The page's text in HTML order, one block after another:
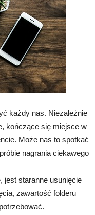
każdy nas. Niezależnie
kończące się miejsce w
Może nas to spotkać
nagrania ciekawego
jest staranne usunięcie
zawartość folderu